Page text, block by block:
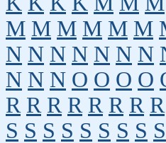
M M M M M M
N N N N N N N
N N N O O O O
R R R R R R R R
S S S S S S S S S